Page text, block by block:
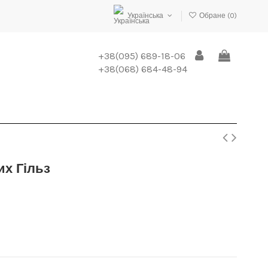
Українська Обране (0)
+38(095) 689-18-06
+38(068) 684-48-94
Гільз